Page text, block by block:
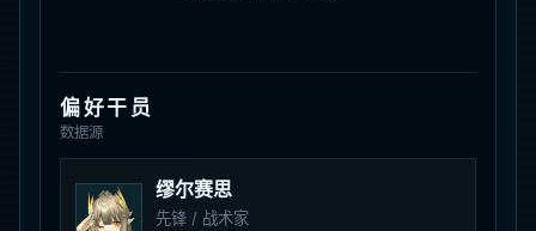
偏好干员
数据源
缪尔赛思
先锋 / 战术家